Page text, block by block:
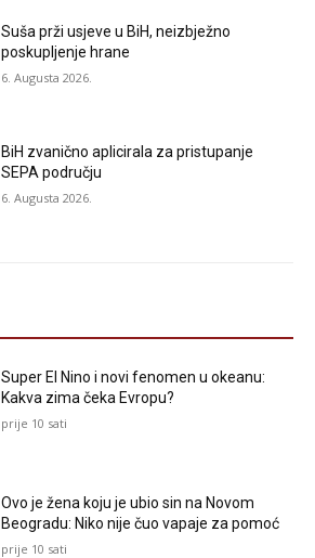
Suša prži usjeve u BiH, neizbježno
poskupljenje hrane
6. Augusta 2026.
BiH zvanično aplicirala za pristupanje
SEPA području
6. Augusta 2026.
Super El Nino i novi fenomen u okeanu:
Kakva zima čeka Evropu?
prije 10 sati
Ovo je žena koju je ubio sin na Novom
Beogradu: Niko nije čuo vapaje za pomoć
prije 10 sati